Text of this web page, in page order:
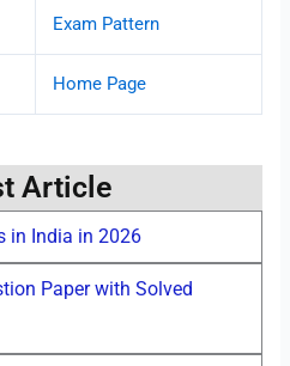
Exam Pattern
Home Page
Article
in India in 2026
Paper with Solved